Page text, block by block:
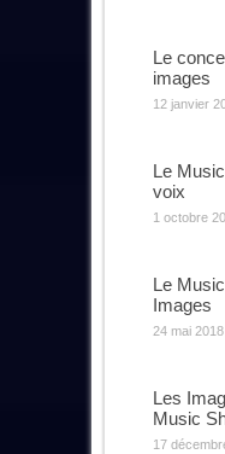
Le
images
12 janvier
Le
voix
1 octobre
Le
Images
24 mai 2018
Les
Music
17